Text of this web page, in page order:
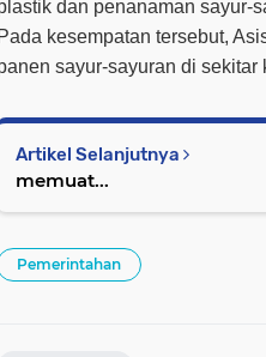
dan penanaman sayur-
Pada kesempatan tersebut,
sayur-sayuran di sekitar
Artikel Selanjutnya
memuat...
Pemerintahan